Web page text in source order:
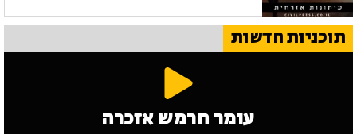
תוכניות חדשות
עומר חרמש אזכרה